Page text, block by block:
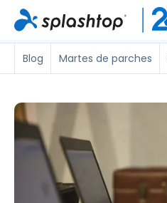
Blog Martes de parches